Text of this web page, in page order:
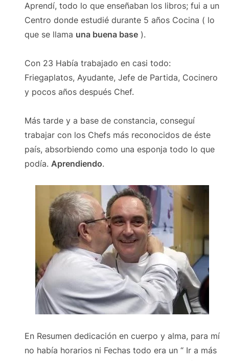
Aprendí, todo lo que enseñaban los libros; fui a un
Centro donde estudié durante 5 años Cocina ( lo
que se llama una buena base).
Con 23 Había trabajado en casi todo:
Friegaplatos, Ayudante, Jefe de Partida, Cocinero
y pocos años después Chef.
Más tarde y a base de constancia, conseguí
trabajar con los Chefs más reconocidos de éste
país, absorbiendo como una esponja todo lo que
podía. Aprendiendo.
En Resumen dedicación en cuerpo y alma, para mí
no había horarios ni Fechas todo era un “ Ir a más